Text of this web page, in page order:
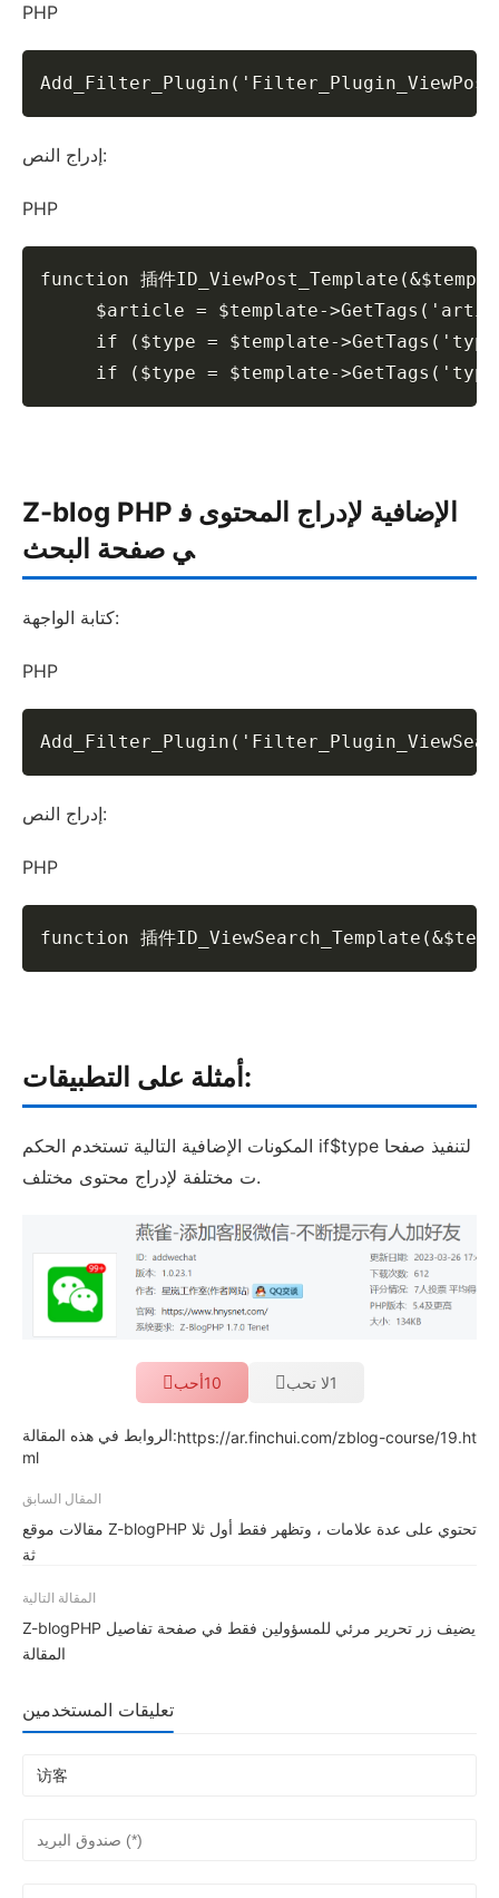
PHP
إدراج النص:
PHP
function 插件ID_ViewPost_Template(&$template) {
$article = $template-
if ($type = $template-
if ($type = $template->GetTags('type')
Z-blog PHP الإضافية لإدراج المحتوى ف
ي صفحة البحث
كتابة الواجهة:
PHP
إدراج النص:
PHP
function 插件
أمثلة على التطبيقات:
المكونات الإضافية التالية تستخدم الحكم if$type لتنفيذ صفحا
ت مختلفة لإدراج محتوى مختلف.
أحب10 لا تحب1
الروابط في هذه المقالة:https://ar.finchui.com/zblog-course/19.ht
ml
المقال السابق
مقالات موقع Z-blogPHP تحتوي على عدة علامات ، وتظهر فقط أول ثلا
ثة
المقالة التالية
Z-blogPHP يضيف زر تحرير مرئي للمسؤولين فقط في صفحة تفاصيل
المقالة
تعليقات المستخدمين